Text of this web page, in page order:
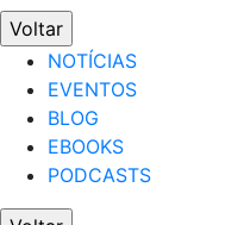
Voltar
NOTÍCIAS
EVENTOS
BLOG
EBOOKS
PODCASTS